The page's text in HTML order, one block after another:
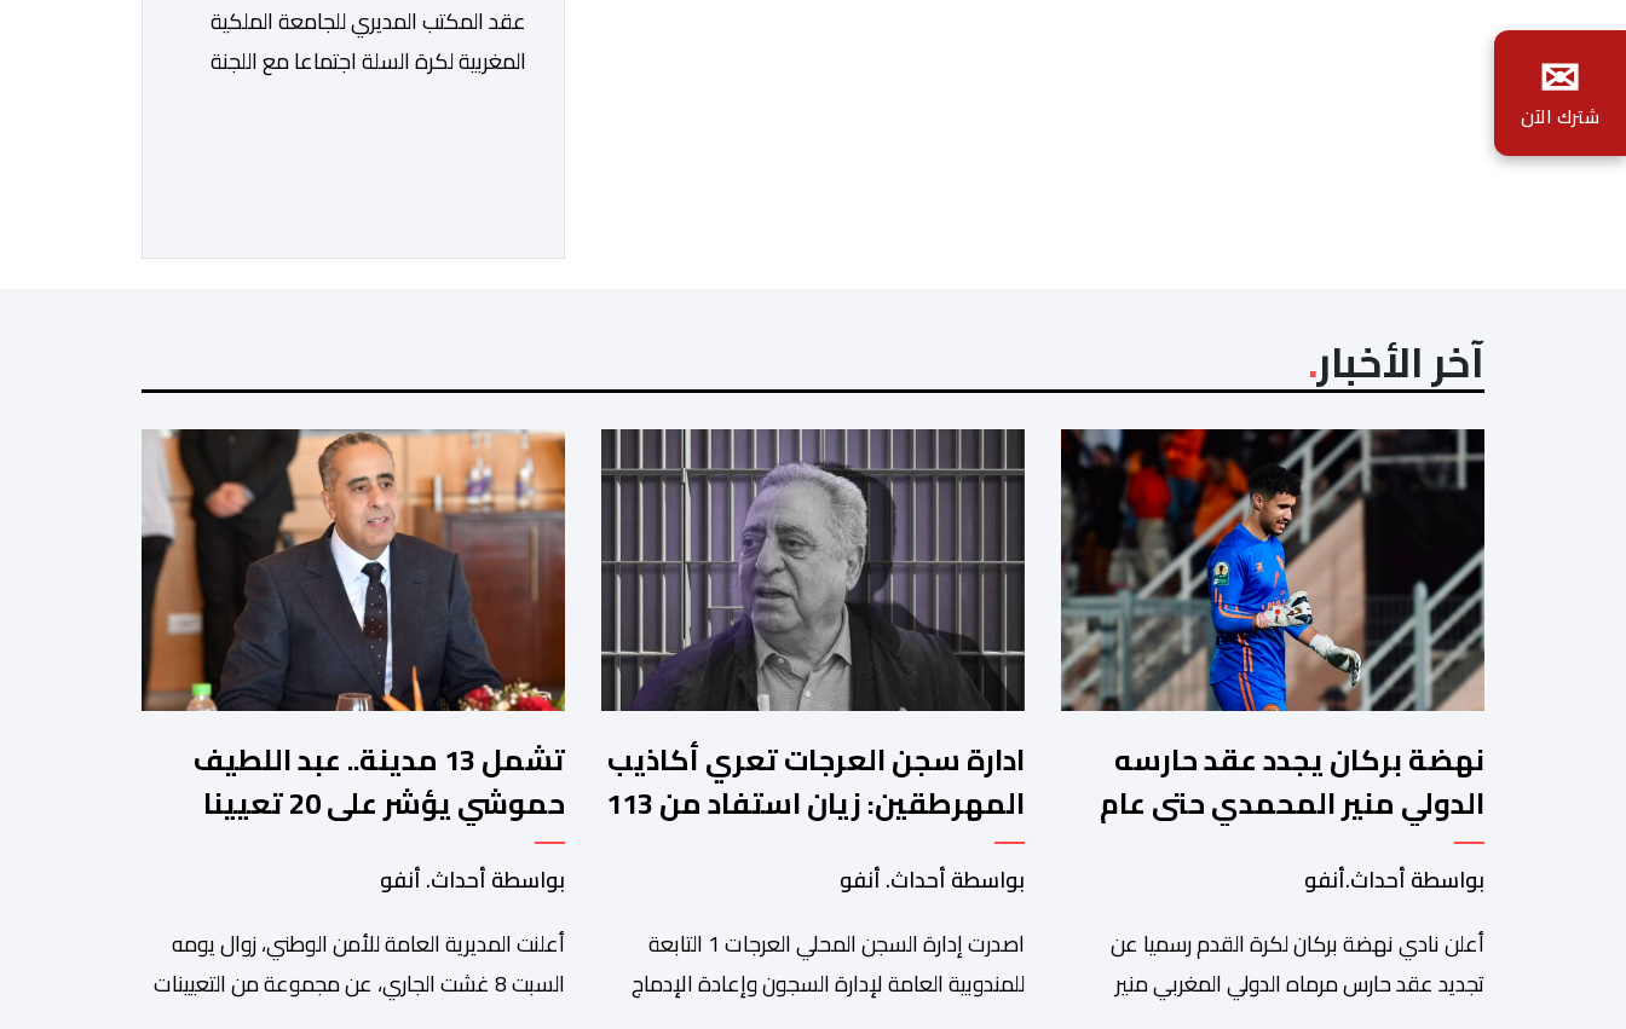
عقد المكتب المديري للجامعة الملكية
المغربية لكرة السلة اجتماعا مع اللجنة
الفترة الأخيرة. وشهد الاجتماع تقديم
من طرف اللجنة التقنية التي واكبت كل
[…]
آخر الأخبار
نهضة بركان يجدد عقد حارسه
الدولي منير المحمدي حتى عام
2028
بواسطة أحداث.أنفو
​أعلن نادي نهضة بركان لكرة القدم رسميا عن
تجديد عقد حارس مرماه الدولي المغربي منير
ادارة سجن العرجات تعري أكاذيب
المهرطقين: زيان استفاد من 113
استشارة و50 فحصا طبيا
بواسطة أحداث. أنفو
اصدرت إدارة السجن المحلي العرجات 1 التابعة
للمندوبية العامة لإدارة السجون وإعادة الإدماج
تشمل 13 مدينة.. عبد اللطيف
حموشي يؤشر على 20 تعيينا
جديدا في مناصب المسؤولية
بمصالح الأمن الوطني
بواسطة أحداث. أنفو
أعلنت المديرية العامة للأمن الوطني، زوال يومه
السبت 8 غشت الجاري، عن مجموعة من التعيينات
✉
شترك الآن